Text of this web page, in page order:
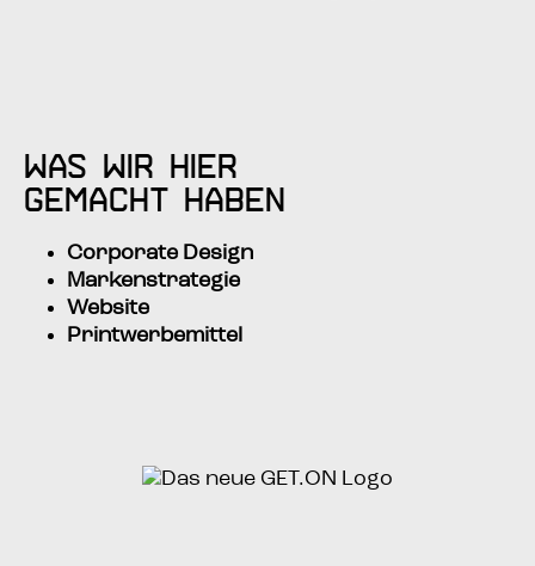
Was wir hier
gemacht haben
Cor­po­ra­te Design
Mar­ken­stra­te­gie
Web­site
Print­wer­be­mit­tel